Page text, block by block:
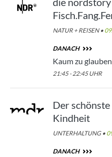
NATUR + REISEN •
DANACH
Kaum zu
21:45 - 22:45 UHR
Der
Kindheit
UNTERHALTUNG •
DANACH